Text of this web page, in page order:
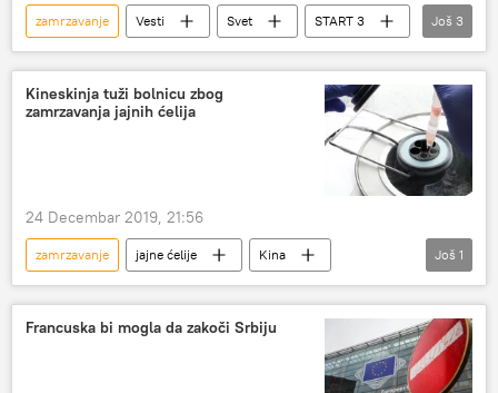
zamrzavanje Vesti Svet
START 3
bojeve glave
Rusija Amerika
Još 3
Kineskinja tuži bolnicu zbog
zamrzavanja jajnih ćelija
24 Decembar 2019, 21:56
zamrzavanje jajne ćelije
Kina
Društvo
Još 1
Francuska bi mogla da zakoči Srbiju